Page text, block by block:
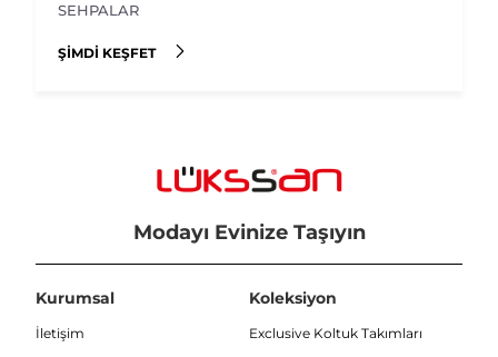
SEHPALAR
ŞIMDI KEŞFET
Modayı Evinize Taşıyın
Kurumsal
İletişim
Koleksiyon
Exclusive Koltuk Takımları